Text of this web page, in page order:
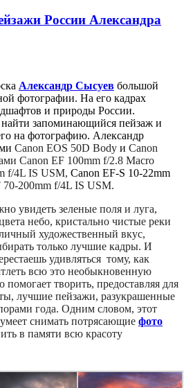
России Александра
Александр Сысуев большой
фотографии. На его кадрах
и природы России.
запоминающийся пейзаж и
на фотографию. Александр
Canon EOS 50D Body и Canon
Canon EF 100mm f/2.8 Macro
f/4L IS USM, Canon EF-S 10-22mm
70-200mm f/4L IS USM.
увидеть зеленые поля и луга,
небо, кристально чистые реки
художественный вкус,
только лучшие кадры. И
удивляться тому, как
всю это необыкновенную
помогает творить, предоставляя для
лучшие пейзажи, разукрашенные
года. Одним словом, этот
снимать потрясающие фото
в памяти всю красоту